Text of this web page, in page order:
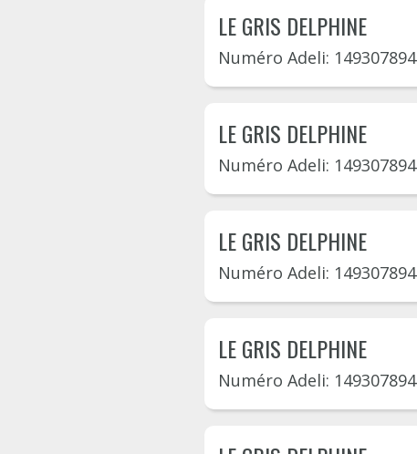
LE GRIS DELPHINE
Numéro Adeli: 149307894
LE GRIS DELPHINE
Numéro Adeli: 149307894
LE GRIS DELPHINE
Numéro Adeli: 149307894
LE GRIS DELPHINE
Numéro Adeli: 149307894